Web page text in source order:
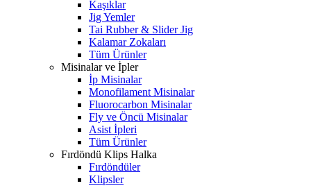
Kaşıklar
Jig Yemler
Tai Rubber & Slider Jig
Kalamar Zokaları
Tüm Ürünler
Misinalar ve İpler
İp Misinalar
Monofilament Misinalar
Fluorocarbon Misinalar
Fly ve Öncü Misinalar
Asist İpleri
Tüm Ürünler
Fırdöndü Klips Halka
Fırdöndüler
Klipsler